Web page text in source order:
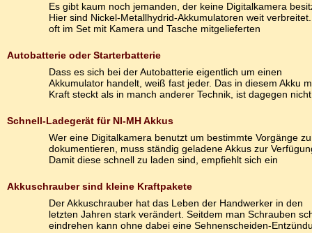
Es gibt kaum noch jemanden, der keine Digitalkamera
Hier sind Nickel-Metallhydrid-Akkumulatoren weit
oft im Set mit Kamera und Tasche mitgelieferten
Autobatterie oder Starterbatterie
Dass es sich bei der Autobatterie eigentlich um einen
Akkumulator handelt, weiß fast jeder. Das in diesem Akku
Kraft steckt als in manch anderer Technik, ist dagegen
Schnell-Ladegerät für NI-MH Akkus
Wer eine Digitalkamera benutzt um bestimmte Vorgänge zu
dokumentieren, muss ständig geladene Akkus zur
Damit diese schnell zu laden sind, empfiehlt sich ein
Akkuschrauber sind kleine Kraftpakete
Der Akkuschrauber hat das Leben der Handwerker in den
letzten Jahren stark verändert. Seitdem man Schrauben
eindrehen kann ohne dabei eine Sehnenscheiden-